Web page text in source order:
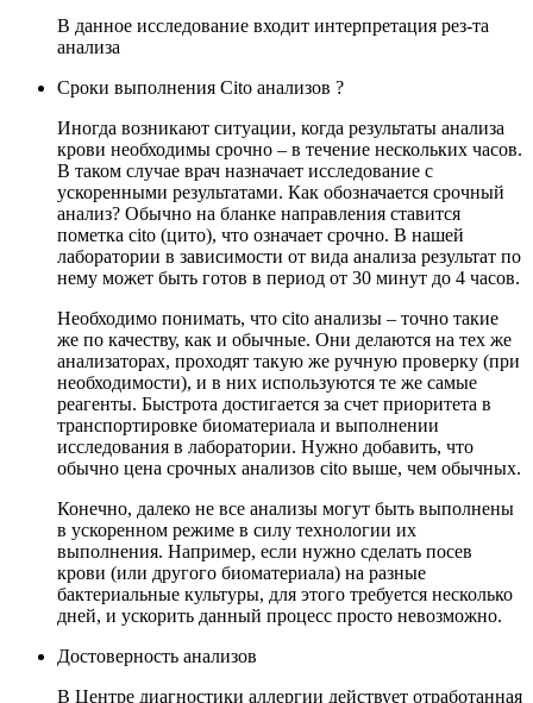
В данное исследование входит интерпретация рез-та
анализа
Сроки выполнения Cito анализов ?
Иногда возникают ситуации, когда результаты анализа
крови необходимы срочно – в течение нескольких часов.
В таком случае врач назначает исследование с
ускоренными результатами. Как обозначается срочный
анализ? Обычно на бланке направления ставится
пометка cito (цито), что означает срочно. В нашей
лаборатории в зависимости от вида анализа результат по
нему может быть готов в период от 30 минут до 4 часов.
Необходимо понимать, что cito анализы – точно такие
же по качеству, как и обычные. Они делаются на тех же
анализаторах, проходят такую же ручную проверку (при
необходимости), и в них используются те же самые
реагенты. Быстрота достигается за счет приоритета в
транспортировке биоматериала и выполнении
исследования в лаборатории. Нужно добавить, что
обычно цена срочных анализов cito выше, чем обычных.
Конечно, далеко не все анализы могут быть выполнены
в ускоренном режиме в силу технологии их
выполнения. Например, если нужно сделать посев
крови (или другого биоматериала) на разные
бактериальные культуры, для этого требуется несколько
дней, и ускорить данный процесс просто невозможно.
Достоверность анализов
В Центре диагностики аллергии действует отработанная